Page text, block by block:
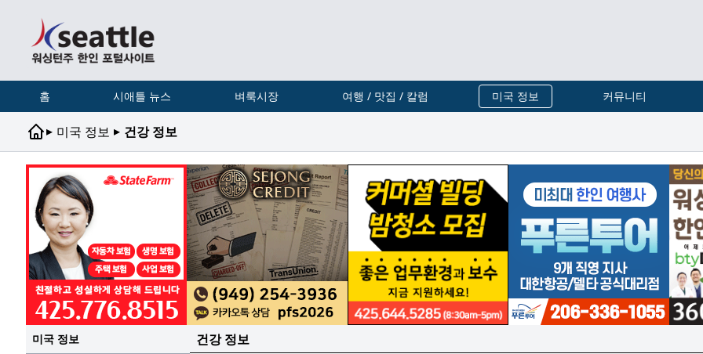
홈 시애틀 뉴스 벼룩시장 여행 / 맛집 / 칼럼 미국 정보 커뮤니티
▸ 미국 정보 ▸ 건강 정보
미국 정보
건강 정보